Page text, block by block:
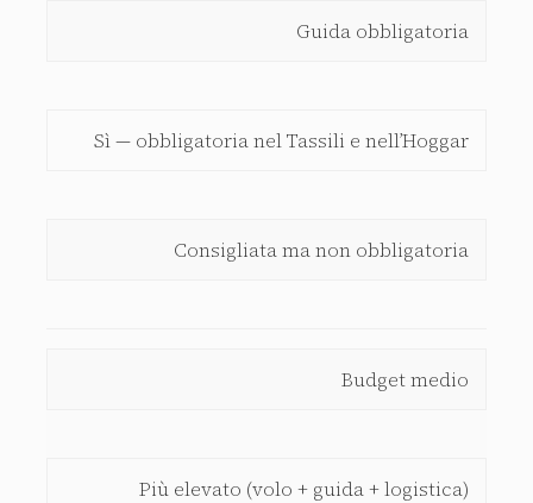
Guida obbligatoria
Sì — obbligatoria nel Tassili e nell’Hoggar
Consigliata ma non obbligatoria
Budget medio
Più elevato (volo + guida + logistica)